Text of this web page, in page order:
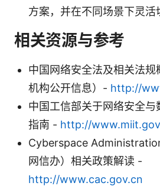
方案，并在不同场景下灵活
相关资源与参考
中国网络安全法及相关法规
机构公开信息）- http://
中国工信部关于网络安全与
指南 - http://
Cyberspace
网信办）相关政策解读 -
http://www.cac.gov.cn